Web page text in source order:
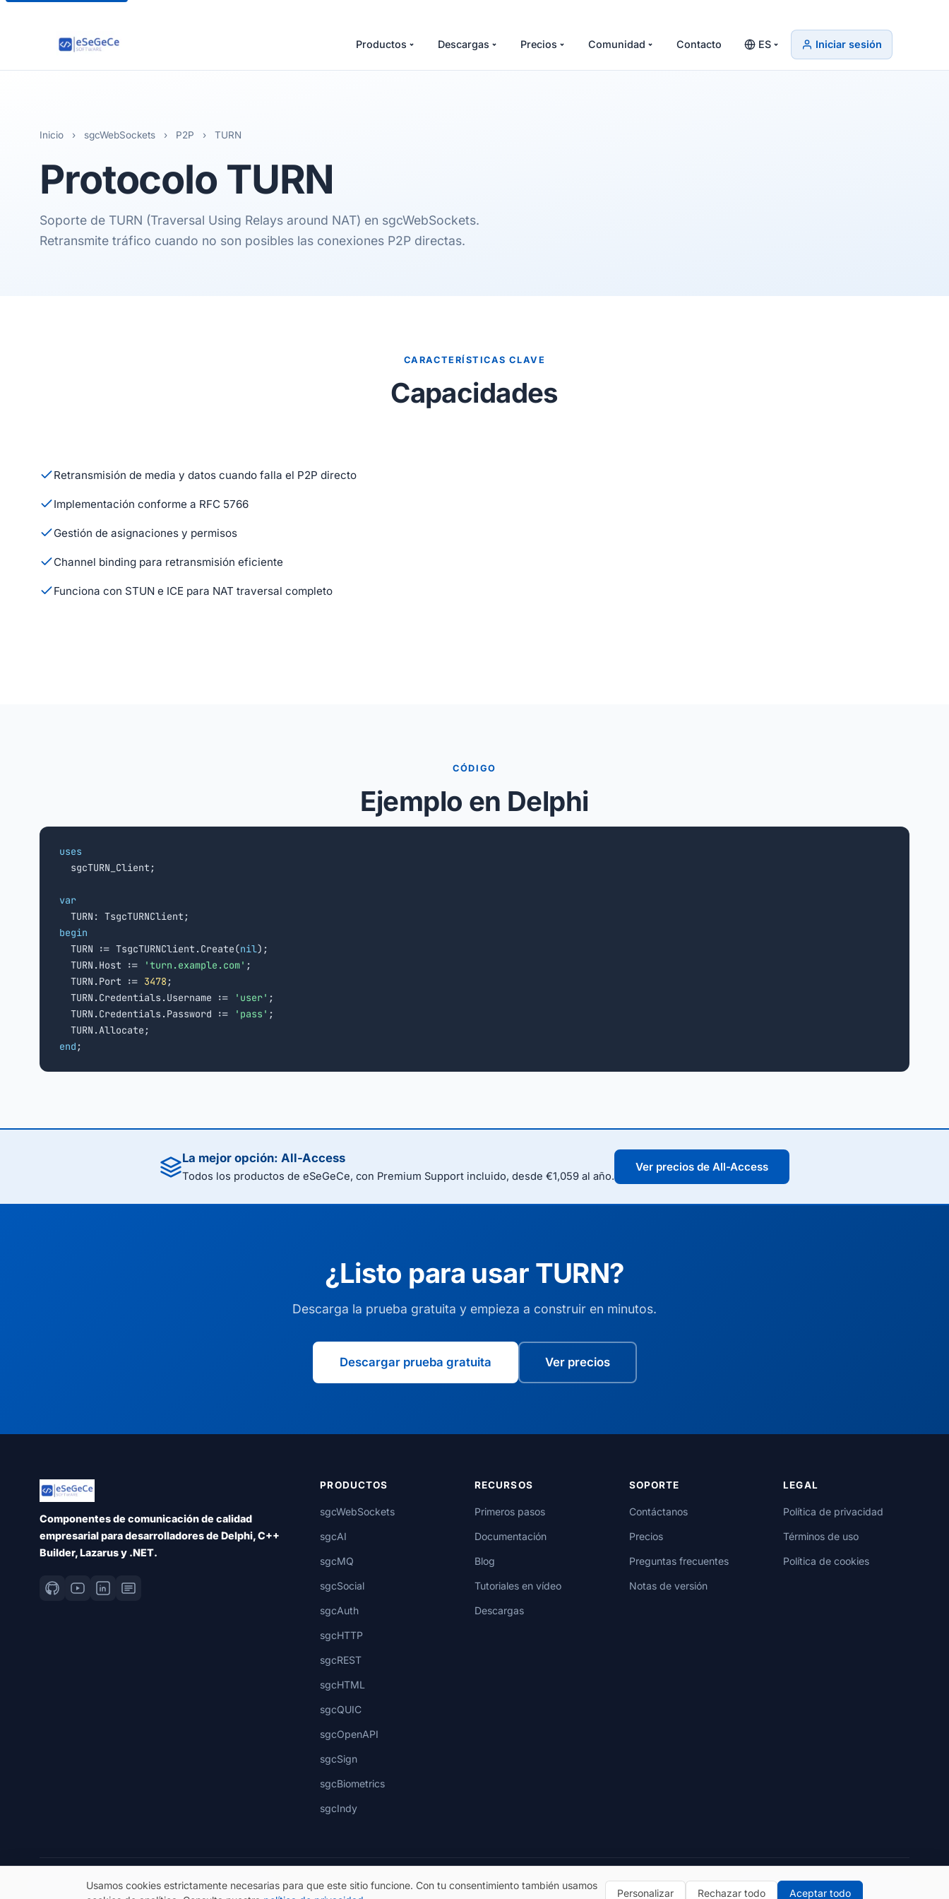
Productos Descargas Precios Comunidad Contacto ES Iniciar sesión
Inicio › sgcWebSockets › P2P › TURN
Protocolo TURN
Soporte de TURN (Traversal Using Relays around NAT) en sgcWebSockets.
Retransmite tráfico cuando no son posibles las conexiones P2P directas.
CARACTERÍSTICAS CLAVE
Capacidades
Retransmisión de media y datos cuando falla el P2P directo
Implementación conforme a RFC 5766
Gestión de asignaciones y permisos
Channel binding para retransmisión eficiente
Funciona con STUN e ICE para NAT traversal completo
CÓDIGO
Ejemplo en Delphi
uses
sgcTURN_Client;
var
begin
TURN := TsgcTURNClient.Create(nil);
  TURN.Host :=
'turn.example.com' ;
  TURN.Port :=
3478 ;
  TURN.Credentials.Username :=
'user' ;
  TURN.Credentials.Password :=
'pass' ;
end ;
La mejor opción: All-Access
Todos los productos de eSeGeCe, con Premium Support incluido, desde €1,059 al año.
Ver precios de All-Access
¿Listo para usar TURN?
Descarga la prueba gratuita y empieza a construir en minutos.
Descargar prueba gratuita Ver precios
Componentes de comunicación de calidad
empresarial para desarrolladores de Delphi, C++
Builder, Lazarus y .NET.
PRODUCTOS
sgcWebSockets
sgcAI
sgcMQ
sgcSocial
sgcAuth
sgcHTTP
sgcREST
sgcHTML
sgcQUIC
sgcOpenAPI
sgcSign
sgcBiometrics
sgcIndy
RECURSOS
Primeros pasos
Documentación
Blog
Tutoriales en vídeo
Descargas
SOPORTE
Contáctanos
Precios
Preguntas frecuentes
Notas de versión
LEGAL
Política de privacidad
Términos de uso
Política de cookies
© 2026 eSeGeCe. Todos los derechos reservados. Política de privacidad Términos de uso
Usamos cookies estrictamente necesarias para que este sitio funcione. Con tu consentimiento también usamos
Personalizar Rechazar todo Aceptar todo